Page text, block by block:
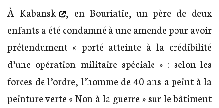
À Kabansk
, en Bouriatie, un père de deux
enfants a été condamné à une amende pour avoir
prétendument « porté atteinte à la crédibilité
d’une opération militaire spéciale » : selon les
forces de l’ordre, l’homme de 40 ans a peint à la
peinture verte « Non à la guerre » sur le bâtiment